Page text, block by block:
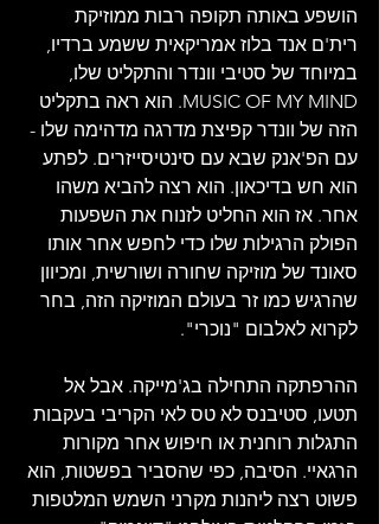
הושפע באותה תקופה רבות ממוזיקת
רית'ם אנד בלוז אמריקאית ששמע ברדיו,
במיוחד של סטיבי וונדר והתקליט שלו,
MUSIC OF MY MIND. הוא ראה בתקליט
הזה של וונדר קפיצת מדרגה מדהימה שלו -
עם הפ'אנק שבא עם סינטיסייזרים. לפתע
הוא חש בדיכאון. הוא רצה להביא משהו
אחר. אז הוא החליט לזנוח את השפעות
הפולק הרגילות שלו כדי לחפש אחר אותו
סאונד של מוזיקה שחורה ושורשית, ומכיוון
שהרגיש כמו זר בעולם המוזיקה הזה, בחר
לקרוא לאלבום "נוכרי".
ההרפתקה התחילה בג'מייקה. אבל אל
תטעו, סטיבנס לא טס לאי הקריבי בעקבות
התגלות רוחנית או חיפוש אחר מקורות
הרגאיי. הסיבה, כפי שהסביר בפשטות, הוא
פשוט רצה ליהנות מקרני השמש המלטפות